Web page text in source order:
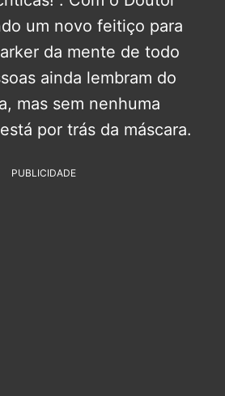
um novo feitiço para
da mente de todo
ainda lembram do
mas sem nenhuma
por trás da máscara.
PUBLICIDADE